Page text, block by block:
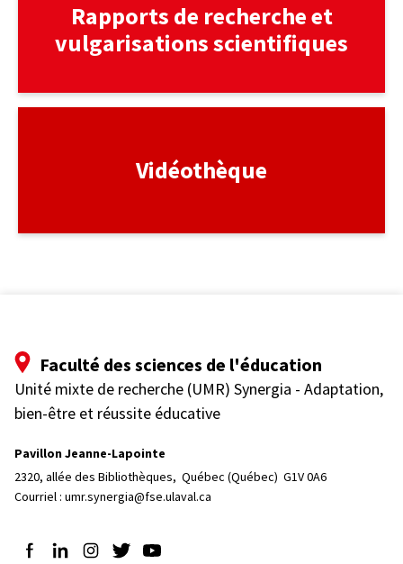
Rapports de recherche et
vulgarisations scientifiques
Vidéothèque
Faculté des sciences de l'éducation
Unité mixte de recherche (UMR) Synergia - Adaptation,
bien-être et réussite éducative
Pavillon Jeanne-Lapointe
2320, allée des Bibliothèques, Québec (Québec)  G1V 0A6
Courriel : umr.synergia@fse.ulaval.ca
Suivez-nous sur Facebook
Suivez-nous sur LinkedIn
Suivez-nous sur Instagram
Suivez-nous sur Twitter
Suivez-nous sur YouTube